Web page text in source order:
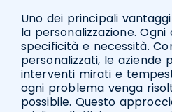
Uno dei principali
la personalizzazione.
specificità e necessità.
personalizzati, le aziende
interventi mirati e
ogni problema venga
possibile. Questo